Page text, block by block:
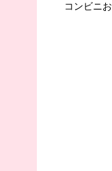
コンビニ